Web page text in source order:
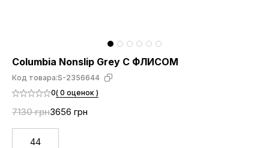
Columbia Nonslip Grey С ФЛИСОМ
Код товара:S-2356644
0( 0 оценок )
7130 грн3656 грн
44